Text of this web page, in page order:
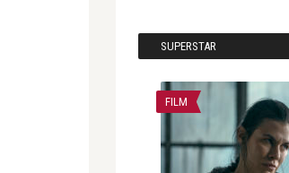
SUPERSTAR
FILM